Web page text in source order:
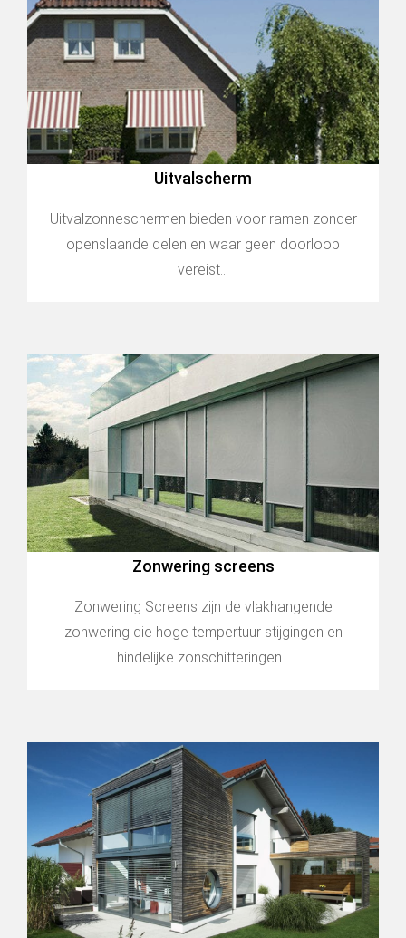
Uitvalscherm
Uitvalzonneschermen bieden voor ramen zonder
openslaande delen en waar geen doorloop
vereist...
Zonwering screens
Zonwering Screens zijn de vlakhangende
zonwering die hoge tempertuur stijgingen en
hindelijke zonschitteringen...